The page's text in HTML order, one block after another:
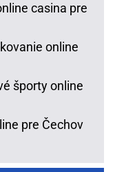
casina pre
online
športy online
pre Čechov